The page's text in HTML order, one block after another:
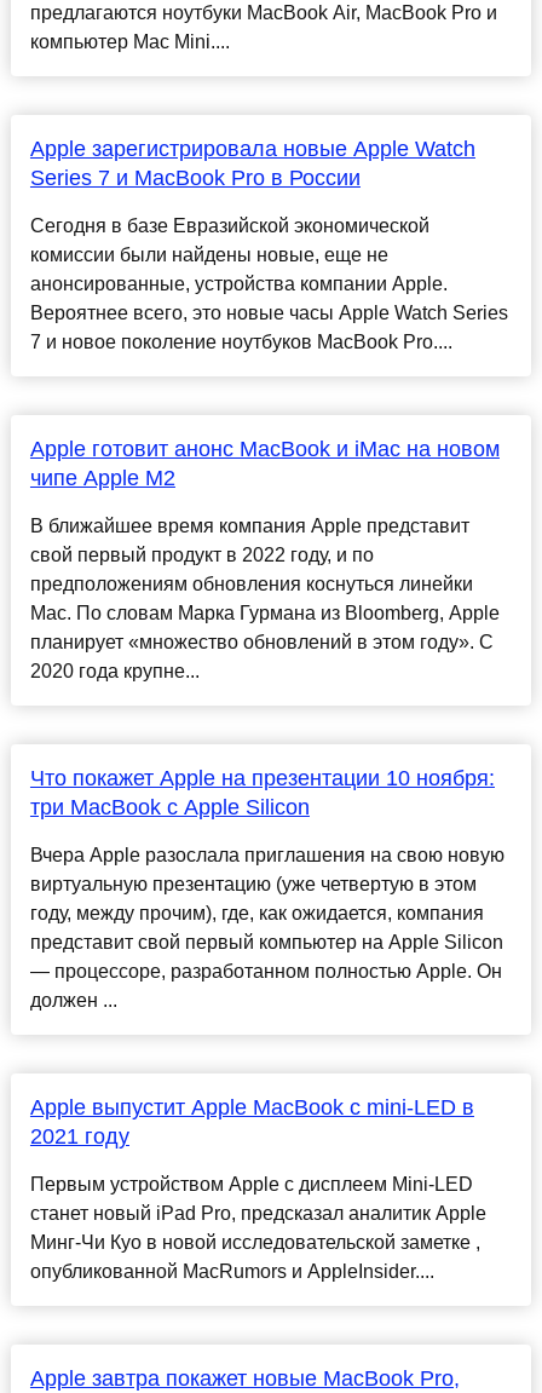
предлагаются ноутбуки MacBook Air, MacBook Pro и
компьютер Mac Mini....
Apple зарегистрировала новые Apple Watch
Series 7 и MacBook Pro в России
Сегодня в базе Евразийской экономической
комиссии были найдены новые, еще не
анонсированные, устройства компании Apple.
Вероятнее всего, это новые часы Apple Watch Series
7 и новое поколение ноутбуков MacBook Pro....
Apple готовит анонс MacBook и iMac на новом
чипе Apple M2
В ближайшее время компания Apple представит
свой первый продукт в 2022 году, и по
предположениям обновления коснуться линейки
Mac. По словам Марка Гурмана из Bloomberg, Apple
планирует «множество обновлений в этом году». С
2020 года крупне...
Что покажет Apple на презентации 10 ноября:
три MacBook с Apple Silicon
Вчера Apple разослала приглашения на свою новую
виртуальную презентацию (уже четвертую в этом
году, между прочим), где, как ожидается, компания
представит свой первый компьютер на Apple Silicon
— процессоре, разработанном полностью Apple. Он
должен ...
Apple выпустит Apple MacBook с mini-LED в
2021 году
Первым устройством Apple с дисплеем Mini-LED
станет новый iPad Pro, предсказал аналитик Apple
Минг-Чи Куо в новой исследовательской заметке ,
опубликованной MacRumors и AppleInsider....
Apple завтра покажет новые MacBook Pro,